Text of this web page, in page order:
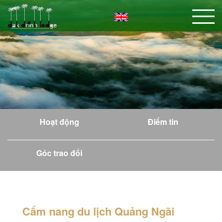
Hoạt động Điểm tin
Góc trao đổi
Cẩm nang du lịch Quảng Ngãi